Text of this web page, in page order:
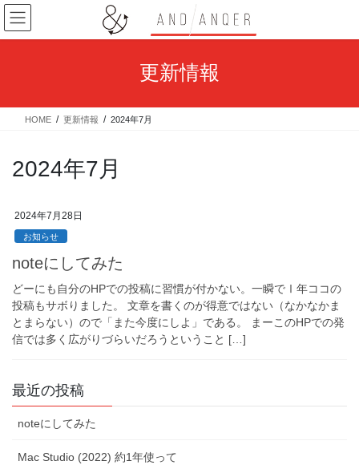
コ
ン
テ
ス
ナ
ビ
ゲ
ン
更新情報
HOME 更新情報 2024年7月
2024年7月
2024年7月28日
お知らせ
noteにしてみた
どーにも自分のHPでの投稿に習慣が付かない。一瞬でⅠ年ココの
投稿もサボりました。 文章を書くのが得意ではない（なかなかま
とまらない）ので「また今度にしよ」である。 まーこのHPでの発
信では多く広がりづらいだろうということ […]
最近の投稿
noteにしてみた
Mac Studio (2022) 約1年使って